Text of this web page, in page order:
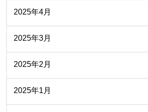
2025年4月
2025年3月
2025年2月
2025年1月